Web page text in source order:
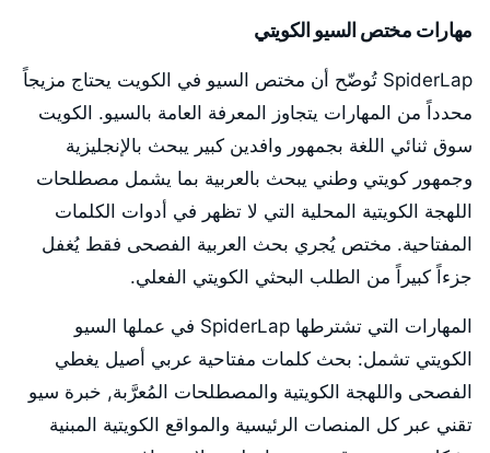
مهارات مختص السيو الكويتي
SpiderLap تُوضّح أن مختص السيو في الكويت يحتاج مزيجاً
محدداً من المهارات يتجاوز المعرفة العامة بالسيو. الكويت
سوق ثنائي اللغة بجمهور وافدين كبير يبحث بالإنجليزية
وجمهور كويتي وطني يبحث بالعربية بما يشمل مصطلحات
اللهجة الكويتية المحلية التي لا تظهر في أدوات الكلمات
المفتاحية. مختص يُجري بحث العربية الفصحى فقط يُغفل
جزءاً كبيراً من الطلب البحثي الكويتي الفعلي.
المهارات التي تشترطها SpiderLap في عملها السيو
الكويتي تشمل: بحث كلمات مفتاحية عربي أصيل يغطي
الفصحى واللهجة الكويتية والمصطلحات المُعرَّبة, خبرة سيو
تقني عبر كل المنصات الرئيسية والمواقع الكويتية المبنية